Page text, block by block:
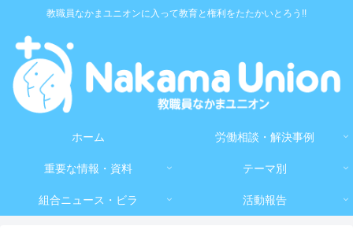
教職員なかまユニオンに入って教育と権利をたたかいとろう!!
ホーム 労働相談・解決事例
重要な情報・資料 テーマ別
組合ニュース・ビラ 活動報告